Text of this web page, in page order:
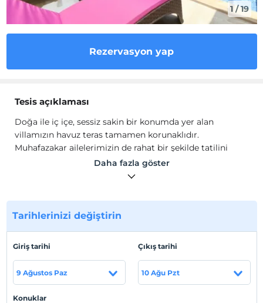
1 /19
Rezervasyon yap
Tesis açıklaması
Doğa ile iç içe, sessiz sakin bir konumda yer alan
villamızın havuz teras tamamen korunaklıdır.
Muhafazakar ailelerimizin de rahat bir şekilde tatilini
geçirebileceği Villa Oruç şık bir şekilde tasarlanmıştır.
Hem villa içerisinde bulunan jakuzide hem de havuz
geçirebilirsiniz.
Tesis lokasyon bilgileri
140 km., markete ve merkeze 1 km. mesafededir.
Daha fazla göster
Tarihlerinizi değiştirin
Giriş tarihi
9 Ağustos Paz
Çıkış tarihi
10 Ağu Pzt
Konuklar